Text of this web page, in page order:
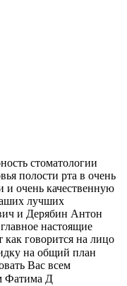
стоматологии
полости рта в очень
и очень качественную
лучших
и Дерябин Антон
настоящие
как говорится на лицо
на общий план
Вас всем
Фатима Д